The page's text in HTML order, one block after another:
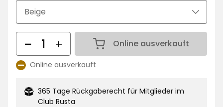
Menge Online ausverkauft
Menge 1
Lagerbestand:
Online ausverkauft
365 Tage Rückgaberecht für Mitglieder im
Club Rusta